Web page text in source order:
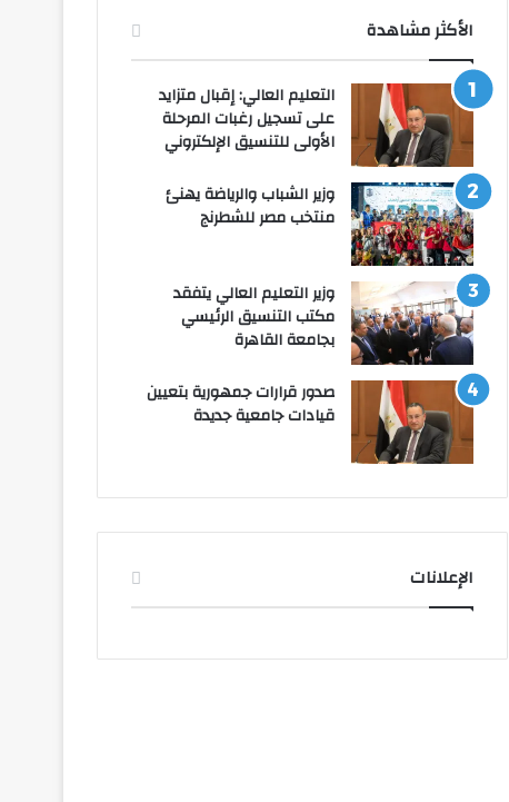
الأكثر مشاهدة
التعليم العالي: إقبال متزايد
على تسجيل رغبات المرحلة
الأولى للتنسيق الإلكتروني
وزير الشباب والرياضة يهنئ
منتخب مصر للشطرنج
وزير التعليم العالي يتفقد
مكتب التنسيق الرئيسي
بجامعة القاهرة
صدور قرارات جمهورية بتعيين
قيادات جامعية جديدة
الإعلانات